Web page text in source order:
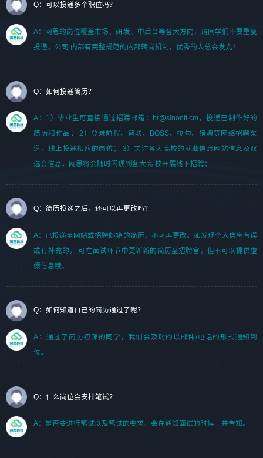
Q：可以投递多个职位吗？
A：网思的岗位覆盖市场、研发、中后台等各大方向，请同学们不要重复
投递，公司 内部有完整规范的内部转岗机制，优秀的人总会发光！
Q：如何投递简历？
A：1）毕业生可直接通过招聘邮箱：hr@sinontt.cm，投递已制作好的
简历和作品； 2）登录前程、智联、BOSS、拉勾、猎聘等网络招聘渠
道，线上投递相应的岗位； 3）关注各大高校的就业信息网站信息及双
选会信息，网思将会随时闪现到各大高 校开展线下招聘；
Q：简历投递之后，还可以再更改吗？
A：已投递至网站或招聘邮箱的简历，不可再更改。如发现个人信息有误
或有补充的， 可在面试环节中更新新的简历至招聘官，但不可以提供虚
假信息哦。
Q：如何知道自己的简历通过了呢？
A：通过了简历初筛的同学，我们会及时的以邮件/电话的形式通知到
位。
Q：什么岗位会安排笔试？
A：是否要进行笔试以及笔试的要求，会在通知面试的时候一并告知。